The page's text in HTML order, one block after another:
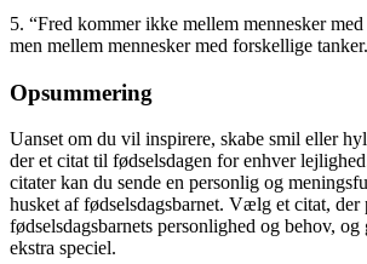
5. “Fred kommer ikke mellem mennesker med
men mellem mennesker med forskellige
Opsummering
Uanset om du vil inspirere, skabe smil eller
der et citat til fødselsdagen for enhver
citater kan du sende en personlig og
husket af fødselsdagsbarnet. Vælg et citat, der
fødselsdagsbarnets personlighed og behov, og
ekstra speciel.